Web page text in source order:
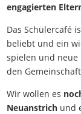
engagierten
Das Schülercafé
beliebt und ein
spielen und
den
Wir wollen es
Neuanstrich und